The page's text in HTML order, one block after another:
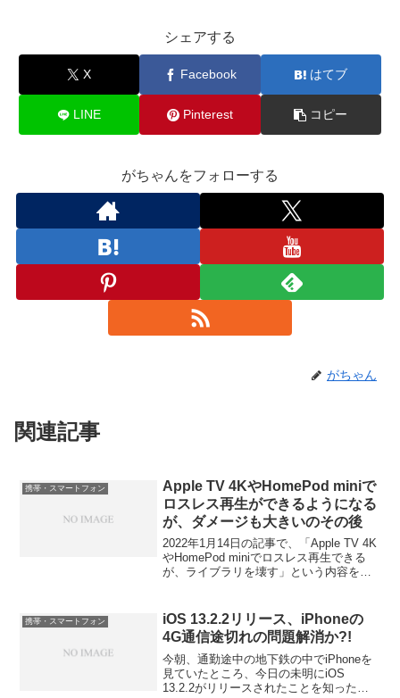
シェアする
X Facebook はてブ
LINE Pinterest コピー
がちゃんをフォローする
がちゃん
関連記事
携帯・スマートフォン
Apple TV 4KやHomePod miniで
ロスレス再生ができるようになる
が、ダメージも大きいのその後
2022年1月14日の記事で、「Apple TV 4K
やHomePod miniでロスレス再生できる
が、ライブラリを壊す」という内容を書
iCloudのデータは...
携帯・スマートフォン
iOS 13.2.2リリース、iPhoneの
4G通信途切れの問題解消か?!
今朝、通勤途中の地下鉄の中でiPhoneを
見ていたところ、今日の未明にiOS
13.2.2がリリースされたことを知った。